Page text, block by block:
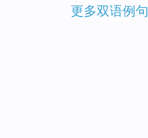
更多双语例句